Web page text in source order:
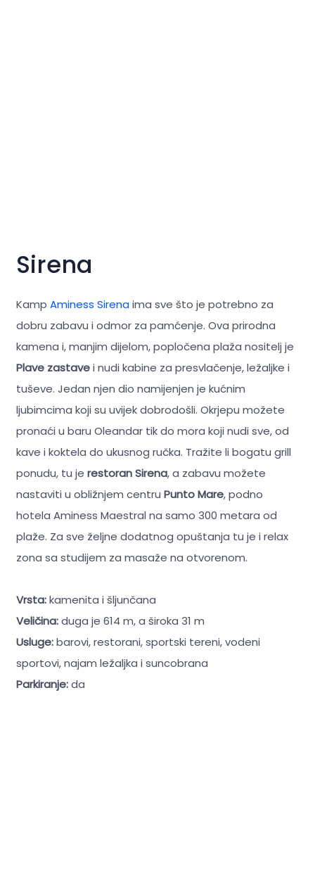
Sirena
Kamp Aminess Sirenaima sve što je potrebno za
dobru zabavu i odmor za pamćenje. Ova prirodna
kamena i, manjim dijelom, popločena plaža nositelj je
Plave zastavei nudi kabine za presvlačenje, ležaljke i
tuševe. Jedan njen dio namijenjen je kućnim
ljubimcima koji su uvijek dobrodošli. Okrjepu možete
pronaći u baru Oleandar tik do mora koji nudi sve, od
kave i koktela do ukusnog ručka. Tražite li bogatu grill
ponudu, tu je restoran Sirena, a zabavu možete
nastaviti u obližnjem centru Punto Mare, podno
hotela Aminess Maestral na samo 300 metara od
plaže. Za sve željne dodatnog opuštanja tu je i relax
zona sa studijem za masaže na otvorenom.
Vrsta:kamenita i šljunčana
Veličina:duga je 614 m, a široka 31 m
Usluge:barovi, restorani, sportski tereni, vodeni
sportovi, najam ležaljka i suncobrana
Parkiranje:da